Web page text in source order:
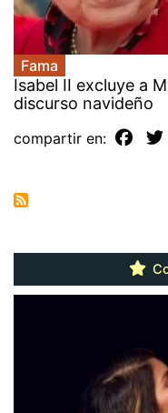
Fama
Isabel II excluye a
discurso navideño
compartir en: